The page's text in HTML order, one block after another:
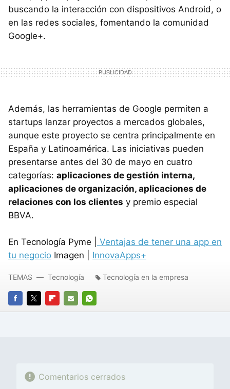
buscando la interacción con dispositivos Android, o
en las redes sociales, fomentando la comunidad
Google+.
Además, las herramientas de Google permiten a
startups lanzar proyectos a mercados globales,
aunque este proyecto se centra principalmente en
España y Latinoamérica. Las iniciativas pueden
presentarse antes del 30 de mayo en cuatro
categorías: aplicaciones de gestión interna,
aplicaciones de organización, aplicaciones de
relaciones con los clientes y premio especial
BBVA.
En Tecnología Pyme |
Ventajas de tener una app en
tu negocio Imagen | InnovaApps+
FACEBOOK
TWITTERFLIPBOARD
E-
WHATSAPP
TEMAS Tecnología Tecnología en la empresa
Comentarios cerrados